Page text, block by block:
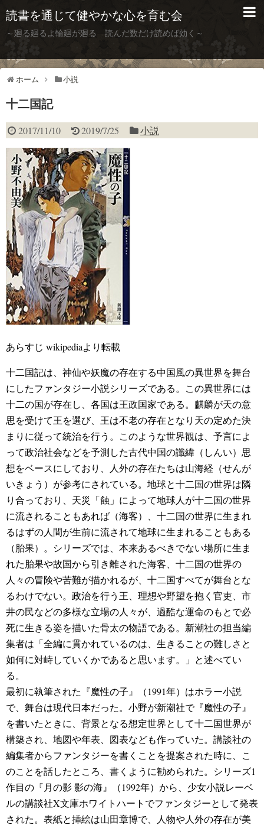
読書を通じて健やかな心を育む会
～廻る廻るよ輪廻が廻る 読んだ数だけ読めば効く～
ホーム 小説
十二国記
2017/11/10 2019/7/25 小説
あらすじ wikipediaより転載
十二国記は、神仙や妖魔の存在する中国風の異世界を舞台
にしたファンタジー小説シリーズである。この異世界には
十二の国が存在し、各国は王政国家である。麒麟が天の意
思を受けて王を選び、王は不老の存在となり天の定めた決
まりに従って統治を行う。このような世界観は、予言によ
って政治社会などを予測した古代中国の讖緯（しんい）思
想をベースにしており、人外の存在たちは山海経（せんが
いきょう）が参考にされている。地球と十二国の世界は隣
り合っており、天災「蝕」によって地球人が十二国の世界
に流されることもあれば（海客）、十二国の世界に生まれ
るはずの人間が生前に流されて地球に生まれることもある
（胎果）。シリーズでは、本来あるべきでない場所に生ま
れた胎果や故国から引き離された海客、十二国の世界の
人々の冒険や苦難が描かれるが、十二国すべてが舞台とな
るわけでない。政治を行う王、理想や野望を抱く官吏、市
井の民などの多様な立場の人々が、過酷な運命のもとで必
死に生きる姿を描いた骨太の物語である。新潮社の担当編
集者は「全編に貫かれているのは、生きることの難しさと
如何に対峙していくかであると思います。」と述べてい
る。
最初に執筆された『魔性の子』（1991年）はホラー小説
で、舞台は現代日本だった。小野が新潮社で『魔性の子』
を書いたときに、背景となる想定世界として十二国世界が
構築され、地図や年表、図表なども作っていた。講談社の
編集者からファンタジーを書くことを提案された時に、こ
のことを話したところ、書くように勧められた。シリーズ1
作目の『月の影 影の海』（1992年）から、少女小説レーベ
ルの講談社X文庫ホワイトハートでファンタジーとして発表
された。表紙と挿絵は山田章博で、人物や人外の存在が美